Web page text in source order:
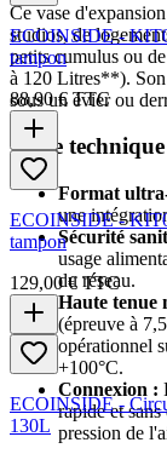
Ce vase
studios, de
petits cumulus ou
à 120 Litres**). Son
sous un évier ou
Fiche
Format
une
Sécurité
usage
du réseau.
Haute tenue
(épreuve à
opérationnel
+100°C.
Connexion :
rapide et
pression de
ECOINSIDE -
tampon
88,90 € TTC
ECOINSIDE -
tampon
129,00 € TTC
ECOINSIDE -
130L